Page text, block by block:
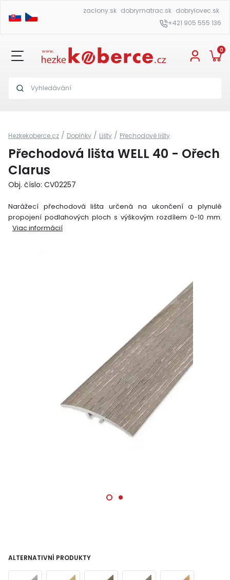
zaclony.sk dobrymatrac.sk dobrylovec.sk
+421 905 555 136
0
Hezkekoberce.cz / Doplňky / Lišty / Přechodové lišty
Přechodová lišta WELL 40 - Ořech
Clarus
Obj. číslo: CV02257
Narážecí přechodová lišta určená na ukončení a plynulé
propojení podlahových ploch s výškovým rozdílem 0-10 mm.
Viac informácií
ALTERNATIVNÍ PRODUKTY